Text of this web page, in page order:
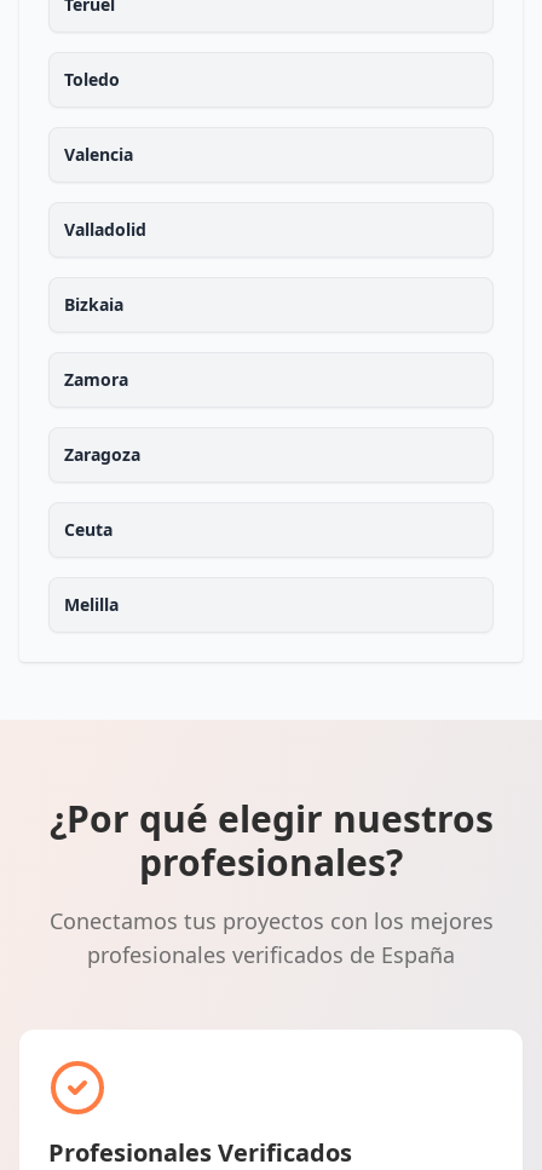
Toledo
Valencia
Valladolid
Bizkaia
Zamora
Zaragoza
Ceuta
Melilla
¿Por qué elegir nuestros
profesionales?
Conectamos tus proyectos con los mejores
profesionales verificados de España
Profesionales Verificados